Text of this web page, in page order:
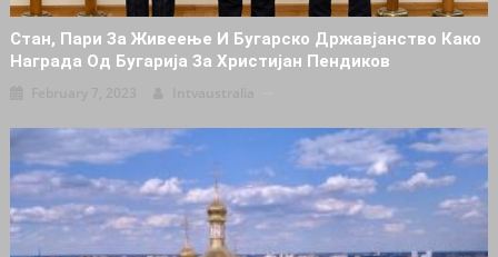
Стан, Пари За Живеење И Бугарско Државјанство Како
Награда Од Бугарија За Христијан Пендиков